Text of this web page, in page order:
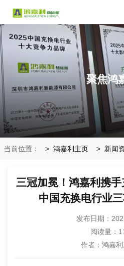
聚焦鸿
当前位置： 鸿嘉利主页 新闻
三冠加冕！鸿嘉利携
中国充换电行业
发布日期：
阅读量：
作者：鸿嘉